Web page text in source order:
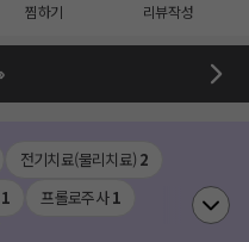
찜하기 리뷰작성
전기치료(물리치료) 2
1 프롤로주사1